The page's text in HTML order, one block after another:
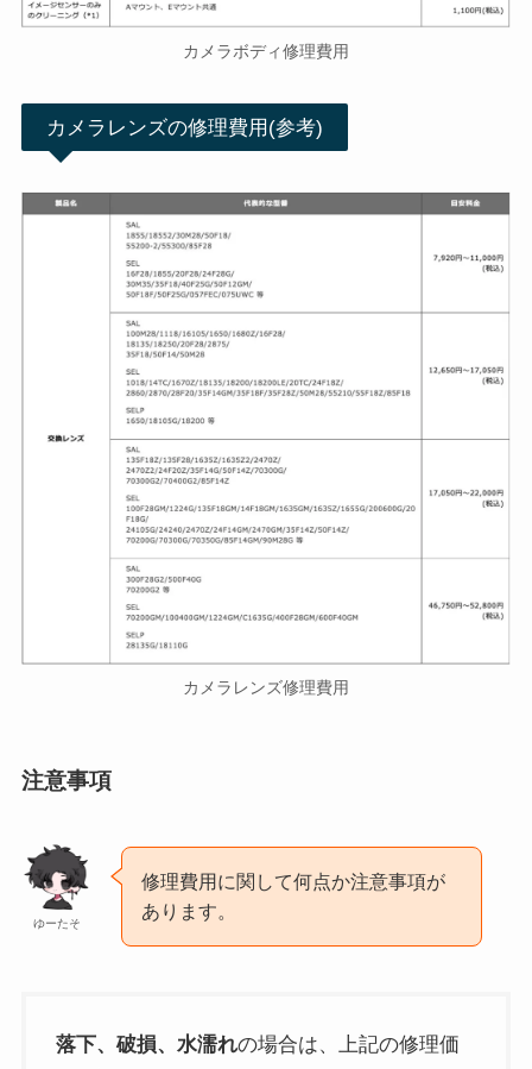
カメラボディ修理費用
カメラレンズの修理費用(参考)
カメラレンズ修理費用
注意事項
ゆーたそ
修理費用に関して何点か注意事項が
あります。
落下、破損、水濡れの場合は、上記の修理価